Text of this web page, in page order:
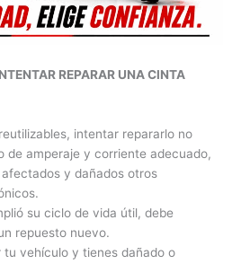
REPARAR UNA CINTA
intentar repararlo no
de amperaje y corriente adecuado,
y dañados otros
su ciclo de vida útil, debe
repuesto nuevo.
tu vehículo y tienes dañado o